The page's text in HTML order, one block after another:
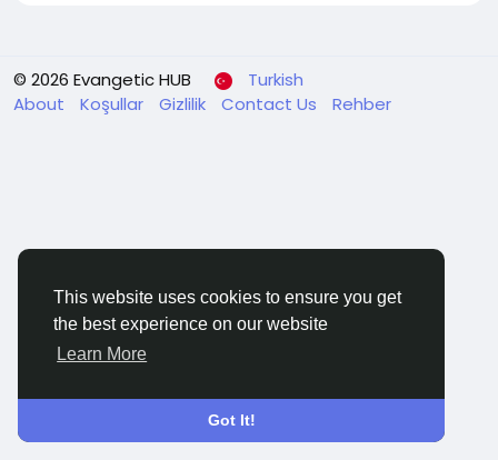
This website uses cookies to ensure you get
the best experience on our website
Learn More
Got It!
© 2026 Evangetic HUB
Turkish
About
Koşullar Gizlilik Contact Us Rehber